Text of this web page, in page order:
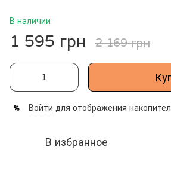
В наличии
1 595 грн 2 169 грн
% Войти для отображения
В избранное